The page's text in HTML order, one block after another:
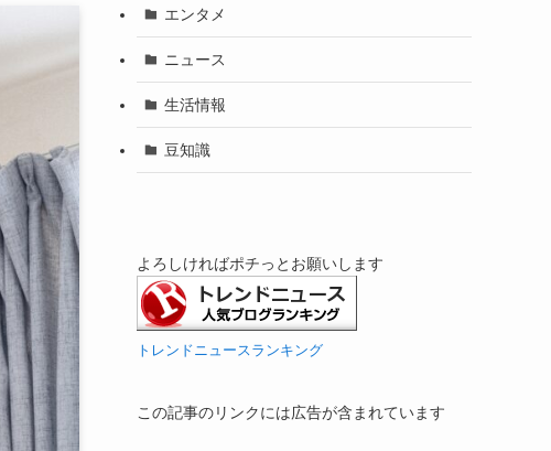
エンタメ
ニュース
生活情報
豆知識
よろしければポチっとお願いします
トレンドニュースランキング
この記事のリンクには広告が含まれています